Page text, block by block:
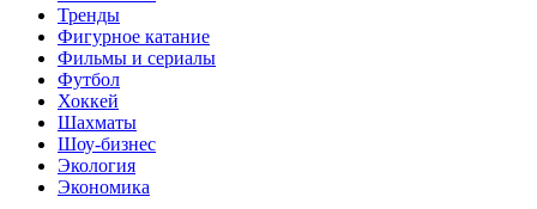
Тренды
Фигурное катание
Фильмы и сериалы
Футбол
Хоккей
Шахматы
Шоу-бизнес
Экология
Экономика